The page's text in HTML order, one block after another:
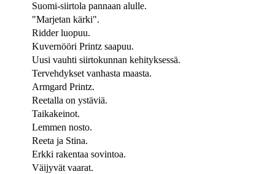
Suomi-siirtola pannaan alulle.
"Marjetan kärki".
Ridder luopuu.
Kuvernööri Printz saapuu.
Uusi vauhti siirtokunnan kehityksessä.
Tervehdykset vanhasta maasta.
Armgard Printz.
Reetalla on ystäviä.
Taikakeinot.
Lemmen nosto.
Reeta ja Stina.
Erkki rakentaa sovintoa.
Väijyvät vaarat.